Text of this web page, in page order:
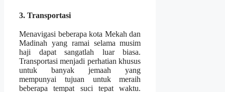
3. Transportasi
Menavigasi beberapa kota Mekah dan
Madinah yang ramai selama musim
haji dapat sangatlah luar biasa.
Transportasi menjadi perhatian khusus
untuk banyak jemaah yang
mempunyai tujuan untuk meraih
beberapa tempat suci tepat waktu.